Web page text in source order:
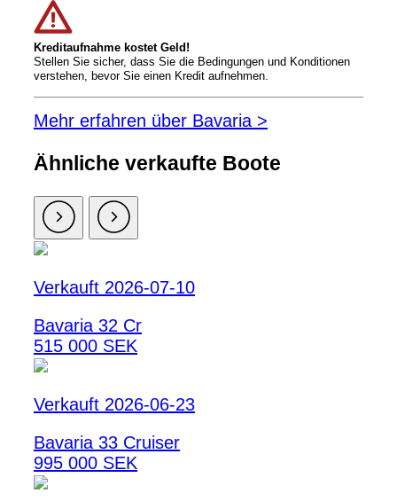
Kreditaufnahme kostet Geld!
Stellen Sie sicher, dass Sie die Bedingungen und Konditionen
verstehen, bevor Sie einen Kredit aufnehmen.
Mehr erfahren über Bavaria >
Ähnliche verkaufte Boote
Verkauft 2026-07-10
Bavaria 32 Cr
515 000 SEK
Verkauft 2026-06-23
Bavaria 33 Cruiser
995 000 SEK